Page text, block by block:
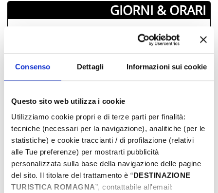
Consenso Dettagli Informazioni sui cookie
Questo sito web utilizza i cookie
Utilizziamo cookie propri e di terze parti per finalità:
tecniche (necessari per la navigazione), analitiche (per le
statistiche) e cookie traccianti / di profilazione (relativi
alle Tue preferenze) per mostrarti pubblicità
personalizzata sulla base della navigazione delle pagine
del sito. Il titolare del trattamento è “DESTINAZIONE
TURISTICA ROMAGNA”, contattabile all'email:
GIORNI & ORARI
29
30 02 03 04
05
06
07 08 09 10 11
12
20
21 22 23
27
28 29 30 31 01
02
04 09
INFORMAZIONI ­